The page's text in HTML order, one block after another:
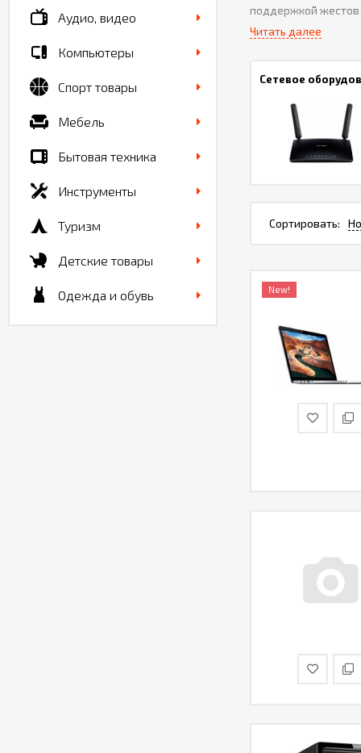
поддержкой жестов
доступ к функциям
Читать далее
Сетевое
Сортировать:
New!
Аудио, видео
Компьютеры
Спорт товары
Мебель
Бытовая техника
Инструменты
Туризм
Детские товары
Одежда и обувь